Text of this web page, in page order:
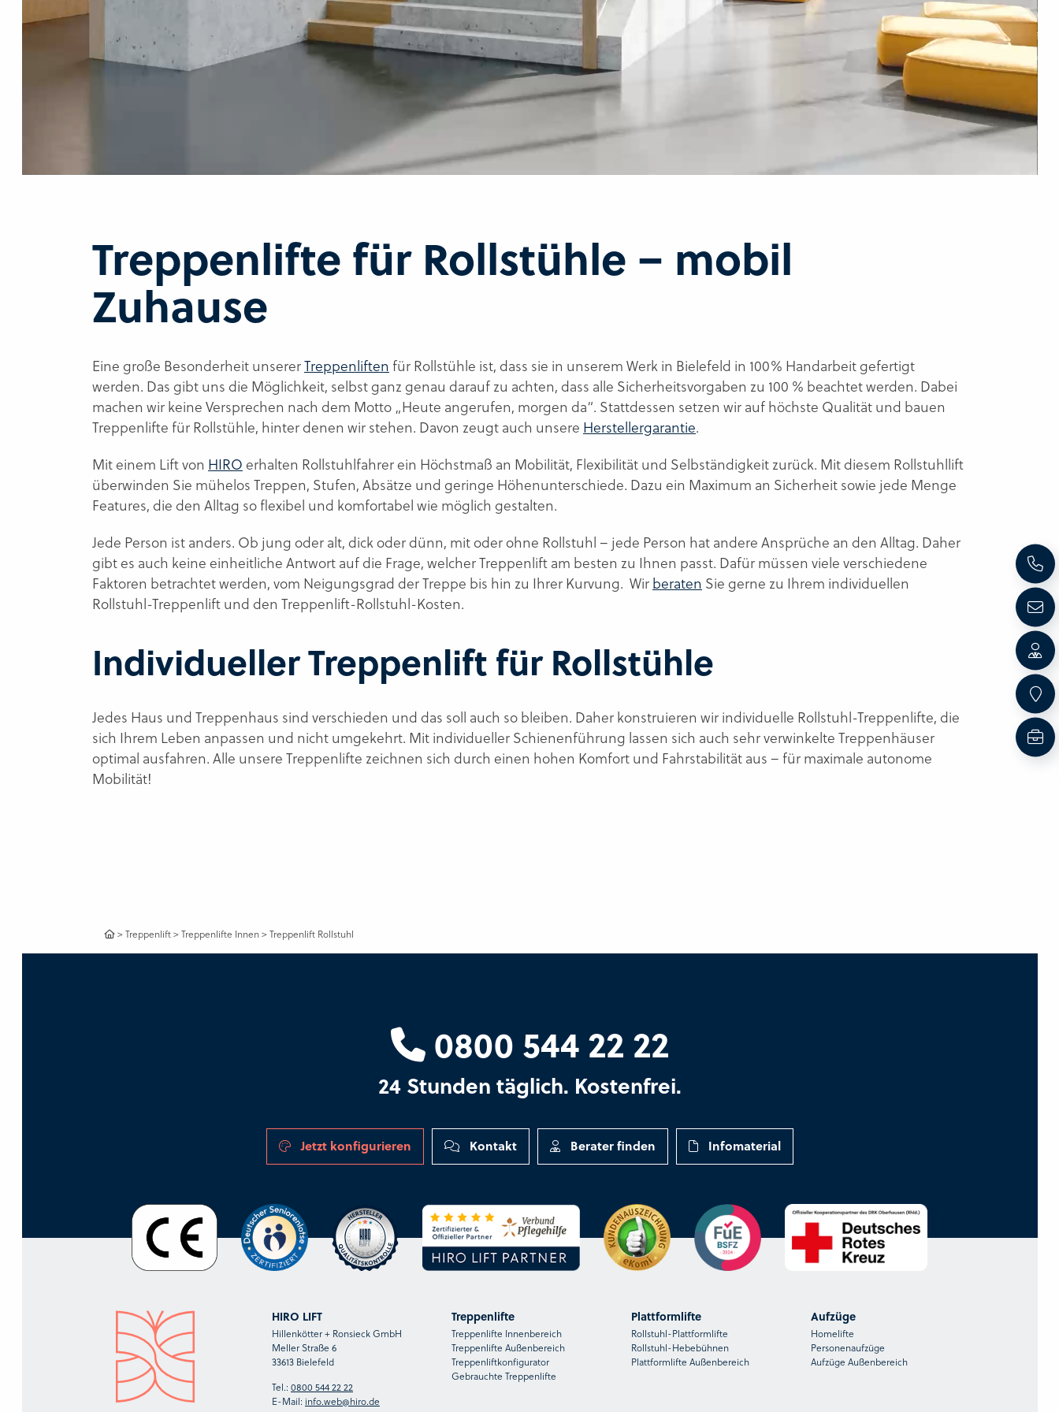
Treppenlifte für Rollstühle – mobil
Zuhause
Eine große Besonderheit unsererTreppenliften für Rollstühle ist, dass sie in unserem Werk in Bielefeld in 100% Handarbeit gefertigt
werden. Das gibt uns die Möglichkeit, selbst ganz genau darauf zu achten, dass alle Sicherheitsvorgaben zu 100 % beachtet werden. Dabei
machen wir keine Versprechen nach dem Motto „Heute angerufen, morgen da“. Stattdessen setzen wir auf höchste Qualität und bauen
Treppenlifte für Rollstühle, hinter denen wir stehen. Davon zeugt auch unsere Herstellergarantie.
Mit einem Lift von HIRO erhalten Rollstuhlfahrer ein Höchstmaß an Mobilität, Flexibilität und Selbständigkeit zurück. Mit diesem Rollstuhllift
überwinden Sie mühelos Treppen, Stufen, Absätze und geringe Höhenunterschiede. Dazu ein Maximum an Sicherheit sowie jede Menge
Features, die den Alltag so flexibel und komfortabel wie möglich gestalten.
Jede Person ist anders. Ob jung oder alt, dick oder dünn, mit oder ohne Rollstuhl – jede Person hat andere Ansprüche an den Alltag. Daher
gibt es auch keine einheitliche Antwort auf die Frage, welcher Treppenlift am besten zu Ihnen passt. Dafür müssen viele verschiedene
Faktoren betrachtet werden, vom Neigungsgrad der Treppe bis hin zu Ihrer Kurvung. Wir beraten Sie gerne zu Ihrem individuellen
Rollstuhl-Treppenlift und den Treppenlift-Rollstuhl-Kosten.
Individueller Treppenlift für Rollstühle
Jedes Haus und Treppenhaus sind verschieden und das soll auch so bleiben. Daher konstruieren wir individuelle Rollstuhl-Treppenlifte, die
sich Ihrem Leben anpassen und nicht umgekehrt. Mit individueller Schienenführung lassen sich auch sehr verwinkelte Treppenhäuser
optimal ausfahren. Alle unsere Treppenlifte zeichnen sich durch einen hohen Komfort und Fahrstabilität aus – für maximale autonome
Mobilität!
>Treppenlift>Treppenlifte Innen>Treppenlift Rollstuhl
0800 544 22 22
24 Stunden täglich. Kostenfrei.
Jetzt konfigurieren Kontakt Berater finden Infomaterial
HIRO LIFT
Hillenkötter + Ronsieck GmbH
Meller Straße 6
33613 Bielefeld
Tel.: 0800 544 22 22
E-Mail: info.web@hiro.de
Treppenlifte
Treppenlifte Innenbereich
Treppenlifte Außenbereich
Treppenliftkonfigurator
Gebrauchte Treppenlifte
Plattformlifte
Rollstuhl-Plattformlifte
Rollstuhl-Hebebühnen
Plattformlifte Außenbereich
Aufzüge
Homelifte
Personenaufzüge
Aufzüge Außenbereich